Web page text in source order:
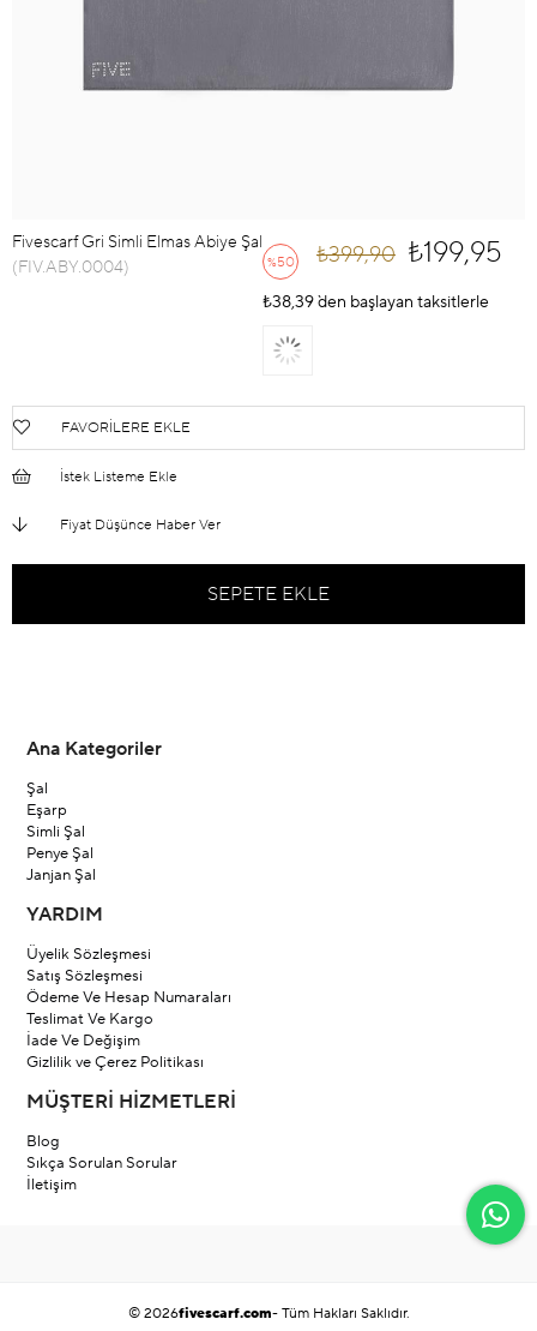
Fivescarf Gri Simli Elmas Abiye Şal
(FIV.ABY.0004)
%50
İndirim
₺399,90 ₺199,95
₺38,39`den başlayan taksitlerle
FAVORILERE EKLE
İstek Listeme Ekle
Fiyat Düşünce Haber Ver
Ana Kategoriler
Şal
Eşarp
Simli Şal
Penye Şal
Janjan Şal
YARDIM
Üyelik Sözleşmesi
Satış Sözleşmesi
Ödeme Ve Hesap Numaraları
Teslimat Ve Kargo
İade Ve Değişim
Gizlilik ve Çerez Politikası
MÜŞTERİ HİZMETLERİ
Blog
Sıkça Sorulan Sorular
İletişim
© 2026fivescarf.com- Tüm Hakları Saklıdır.